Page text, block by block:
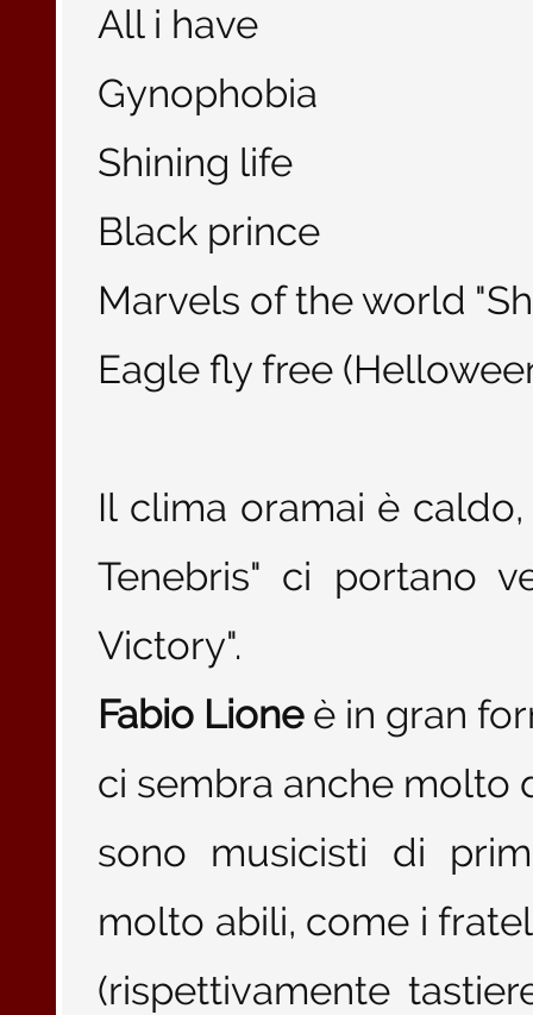
All i have
Gynophobia
Shining life
Black prince
Marvels of the world
Eagle fly free
Il clima oramai è
Tenebris" ci portano
Victory".
Fabio Lioneè in gran
ci sembra anche molto
sono musicisti di
molto abili, come i
(rispettivamente